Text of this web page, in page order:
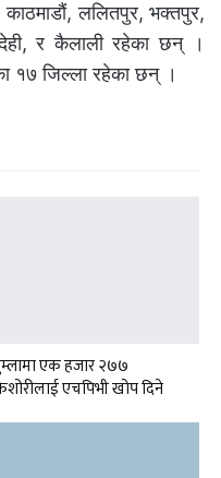
ललितपुर, भक्तपुर,
र कैलाली रहेका छन् ।
१७ जिल्ला रहेका छन् ।
एक हजार २७७
एचपिभी खोप दिने